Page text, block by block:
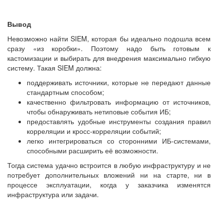
Вывод
Невозможно найти SIEM, которая бы идеально подошла всем
сразу «из коробки». Поэтому надо быть готовым к
кастомизации и выбирать для внедрения максимально гибкую
систему. Такая SIEM должна:
поддерживать источники, которые не передают данные
стандартным способом;
качественно фильтровать информацию от источников,
чтобы обнаруживать нетиповые события ИБ;
предоставлять удобные инструменты создания правил
корреляции и кросс-корреляции событий;
легко интегрироваться со сторонними ИБ-системами,
способными расширить её возможности.
Тогда система удачно встроится в любую инфраструктуру и не
потребует дополнительных вложений ни на старте, ни в
процессе эксплуатации, когда у заказчика изменятся
инфраструктура или задачи.